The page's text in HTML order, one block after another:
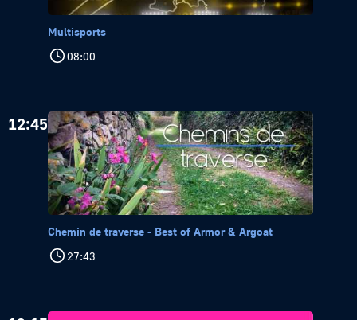
Multisports
08:00
12:45
Chemin de traverse - Best of Armor & Argoat
27:43